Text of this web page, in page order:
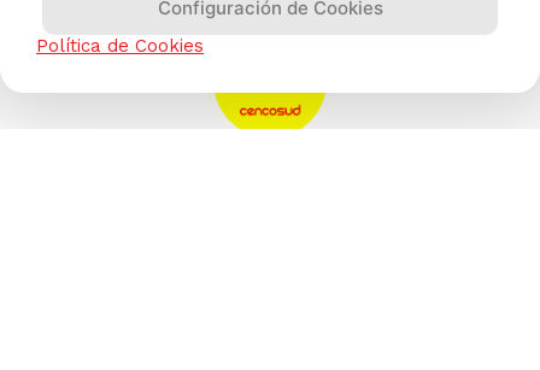
Configuración de Cookies
Política de Cookies